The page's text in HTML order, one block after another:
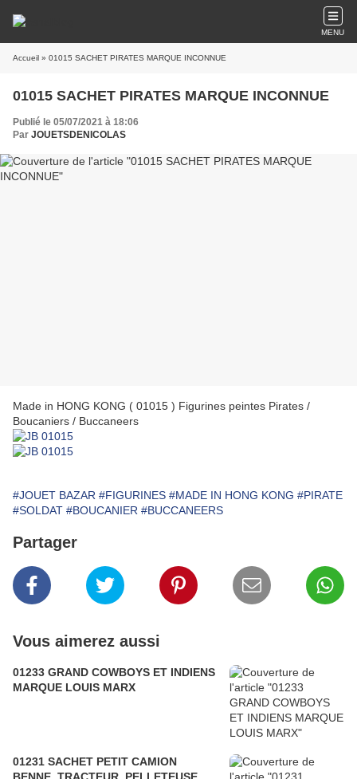
MENU
Accueil » 01015 SACHET PIRATES MARQUE INCONNUE
01015 SACHET PIRATES MARQUE INCONNUE
Publié le 05/07/2021 à 18:06
Par JOUETSDENICOLAS
Made in HONG KONG ( 01015 ) Figurines peintes Pirates /
Boucaniers / Buccaneers
#JOUET BAZAR #FIGURINES #MADE IN HONG KONG #PIRATE
#SOLDAT #BOUCANIER #BUCCANEERS
Partager
Vous aimerez aussi
01233 GRAND COWBOYS ET INDIENS
MARQUE LOUIS MARX
01231 SACHET PETIT CAMION